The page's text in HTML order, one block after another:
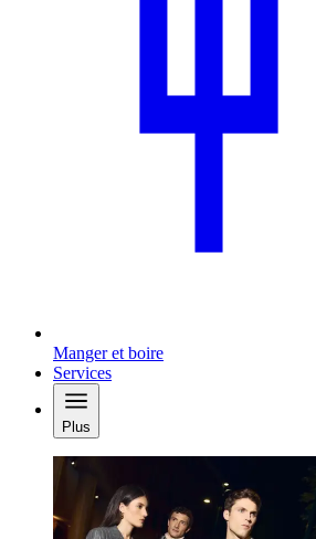
Manger et boire
Services
Plus